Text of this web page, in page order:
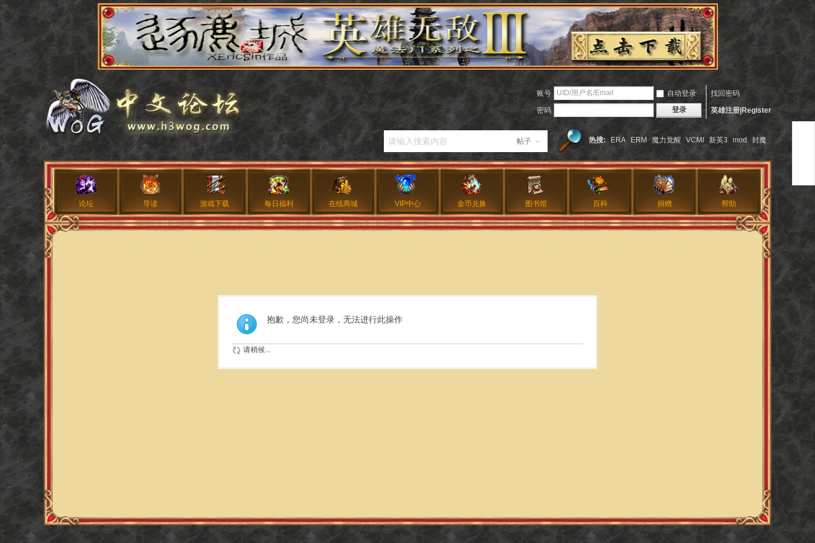
账号 自动登录
找回密码
密码
登录 英雄注册|Register
帖子 热搜: ERA ERM 魔力觉醒 VCMI 新英3 mod 封魔
论坛 导读 游戏下载 每日福利 在线商城 VIP中心 金币兑换 图书馆 百科 捐赠 帮助
抱歉，您尚未登录，无法进行此操作
请稍候...